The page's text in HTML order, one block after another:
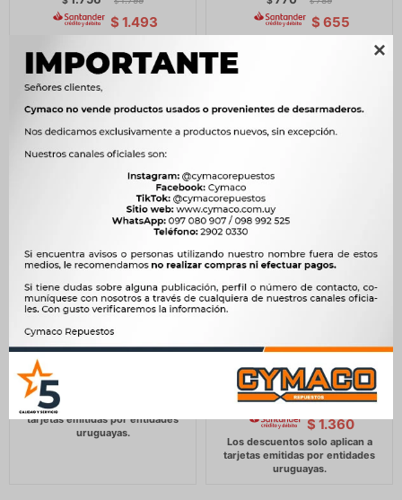

$ 1.493 $ 655
BULBO INTERRUPTOR -
ELECTRO FIAT VW 92/87
AMORTIGUADOR TOYOTA
AOJUN PLUTUS WINGLE 3
UNIDADES
$1.600 $ 1.639
$1.360